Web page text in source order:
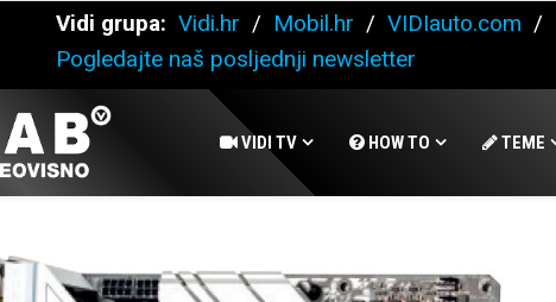
Vidi grupa: Vidi.hr / Mobil.hr / VIDIauto.com /
Pogledajte naš posljednji newsletter
VIDI TV HOW TO TEME